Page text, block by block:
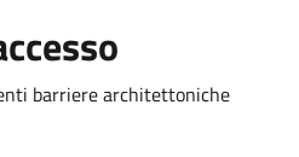
barriere architettoniche